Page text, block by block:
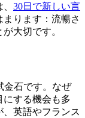
30日で新しい言
ります：流暢さ
大切です。
金石です。なぜ
にする機会も多
、英語やフランス